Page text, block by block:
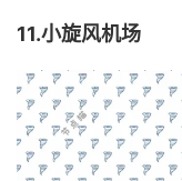
11.小旋风机场